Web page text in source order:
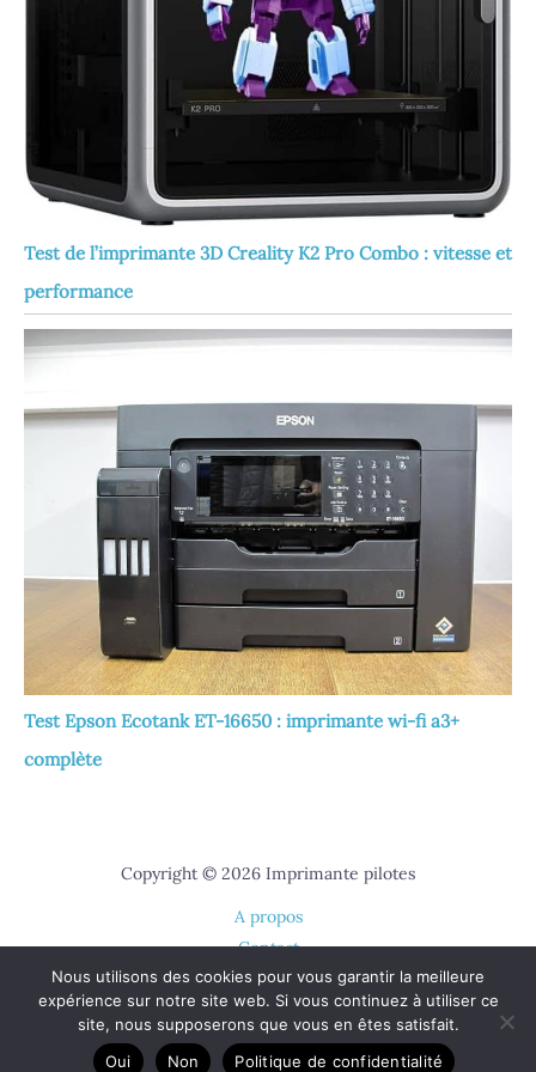
Test de l’imprimante 3D Creality K2 Pro Combo : vitesse et
performance
Test Epson Ecotank ET-16650 : imprimante wi-fi a3+
complète
Copyright © 2026 Imprimante pilotes
A propos
Contact
Plan du site
Mentions légales
Politique de confidentialité
Nous utilisons des cookies pour vous garantir la meilleure
expérience sur notre site web. Si vous continuez à utiliser ce
site, nous supposerons que vous en êtes satisfait.
Oui
Non Politique de confidentialité